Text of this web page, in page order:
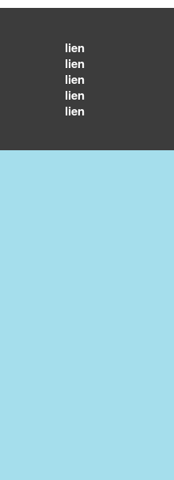
lien
lien
lien
lien
lien